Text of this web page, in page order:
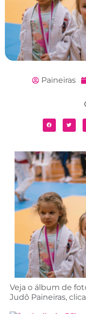
Paineiras
Veja o álbum de
Judô Paineiras,